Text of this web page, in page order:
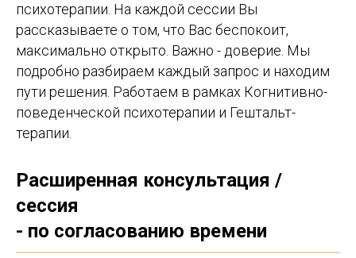
психотерапии. На каждой сессии Вы
рассказываете о том, что Вас беспокоит,
максимально открыто. Важно - доверие. Мы
подробно разбираем каждый запрос и находим
пути решения. Работаем в рамках Когнитивно-
поведенческой психотерапии и Гештальт-
терапии.
Расширенная консультация /
сессия
- по согласованию времени